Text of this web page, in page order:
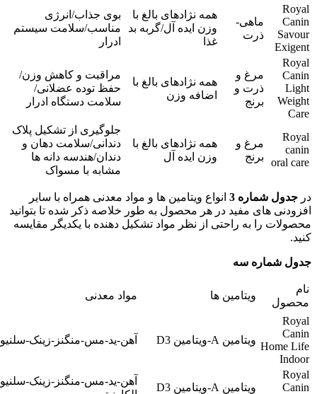
Royal
Canin
Savour
Exigent
ماهی-
ذرت
همه نژادهای بالغ با
وزن ایده آل/گربه بد
غذا
بوی جذاب/انرژی
مناسب/سلامت سیستم
ادرار
Royal
Canin
Light
Weight
Care
مرغ و
ذرت و
برنج
همه نژادهای بالغ با
اضافه وزن
مراقبت و کاهش وزن/
حفظ توده عضلانی/
سلامت دستگاه ادرار
Royal
canin
oral care
مرغ و
برنج
همه نژادهای بالغ با
وزن ایده آل
جلوگیری از تشکیل پلاک
دندانی/سلامت دهان و
دندان/هندسه دانه ها
مشابه با مسواک
در جدول شماره 3
انواع ویتامین ها و مواد معدنی همراه با سایر
افزودنی های مفید در هر محصول به طور خلاصه ذکر شده تا بتوانید
محصولات را به راحتی از نظر مواد تشکیل دهنده با یکدیگر مقایسه
کنید.
جدول شماره سه
نام
محصول
ویتامین ها مواد معدنی
Royal
Canin
Home Life
Indoor
ویتامین A-ویتامین D3 آهن-ید-مس-منگنز-زینک-
Royal
Canin
ویتامین A-ویتامین D3
آهن-ید-مس-منگنز-زینک-